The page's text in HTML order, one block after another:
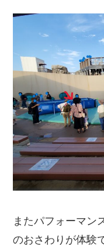
またパフォーマン
のおさわりが体験